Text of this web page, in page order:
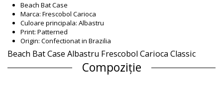
Beach Bat Case
Marca: Frescobol Carioca
Culoare principala: Albastru
Print: Patterned
Origin: Confectionat in Brazilia
Beach Bat Case Albastru Frescobol Carioca Classic
Compoziție